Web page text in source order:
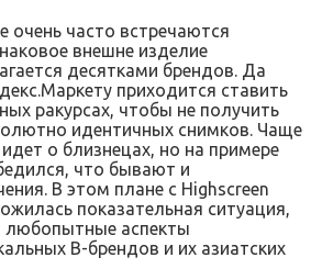
очень часто встречаются
внешне изделие
десятками брендов. Да
приходится ставить
ракурсах, чтобы не получить
идентичных снимков. Чаще
о близнецах, но на примере
что бывают и
В этом плане с Highscreen
показательная ситуация,
любопытные аспекты
B-брендов и их азиатских